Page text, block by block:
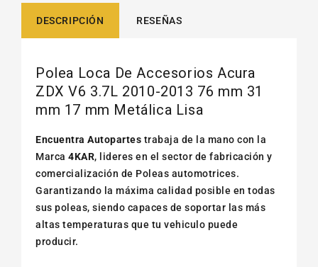
DESCRIPCIÓN RESEÑAS
Polea Loca De Accesorios Acura
ZDX V6 3.7L 2010-2013 76 mm 31
mm 17 mm Metálica Lisa
Encuentra Autopartes trabaja de la mano con la
Marca 4KAR, lideres en el sector de fabricación y
comercialización de Poleas automotrices.
Garantizando la máxima calidad posible en todas
sus poleas, siendo capaces de soportar las más
altas temperaturas que tu vehiculo puede
producir.